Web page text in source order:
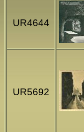
UR4644
UR5692